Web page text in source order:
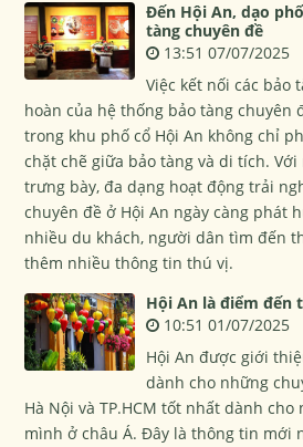
Đến Hội An, dạo
tàng chuyên đề
13:51 07/07/2025
Việc kết nối các bảo
hoàn của hệ thống bảo tàng chuyên
trong khu phố cổ Hội An không chỉ
chặt chẽ giữa bảo tàng và di tích.
trưng bày, đa dạng hoạt động trải
chuyên đề ở Hội An ngày càng phát
nhiều du khách, người dân tìm đến
thêm nhiều thông tin thú vị.
Hội An là điểm đến
10:51 01/07/2025
Hội An được giới
dành cho những
Hà Nội và TP.HCM tốt nhất dành
mình ở châu Á. Đây là thông tin mới